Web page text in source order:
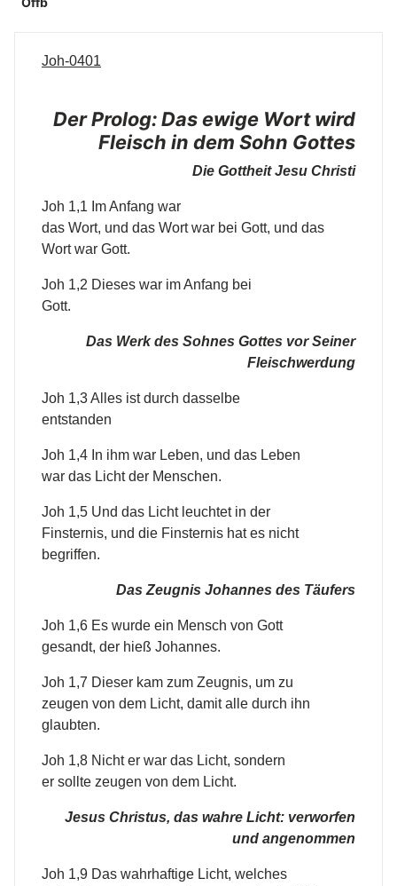
Joh-0401
Der Prolog: Das ewige Wort wird
Fleisch in dem Sohn Gottes
Die Gottheit Jesu Christi
Joh 1,1 Im Anfang war
das Wort, und das Wort war bei Gott, und das
Wort war Gott.
Joh 1,2 Dieses war im Anfang bei
Gott.
Das Werk des Sohnes Gottes vor Seiner
Fleischwerdung
Joh 1,3 Alles ist durch dasselbe
entstanden
Joh 1,4 In ihm war Leben, und das Leben
war das Licht der Menschen.
Joh 1,5 Und das Licht leuchtet in der
Finsternis, und die Finsternis hat es nicht
begriffen.
Das Zeugnis Johannes des Täufers
Joh 1,6 Es wurde ein Mensch von Gott
gesandt, der hieß Johannes.
Joh 1,7 Dieser kam zum Zeugnis, um zu
zeugen von dem Licht, damit alle durch ihn
glaubten.
Joh 1,8 Nicht er war das Licht, sondern
er sollte zeugen von dem Licht.
Jesus Christus, das wahre Licht: verworfen
und angenommen
Joh 1,9 Das wahrhaftige Licht, welches